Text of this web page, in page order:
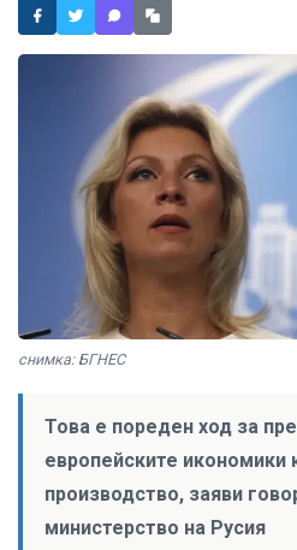
снимка: БГНЕС
Това е пореден ход за
европейските икономики
производство, заяви
министерство на Русия